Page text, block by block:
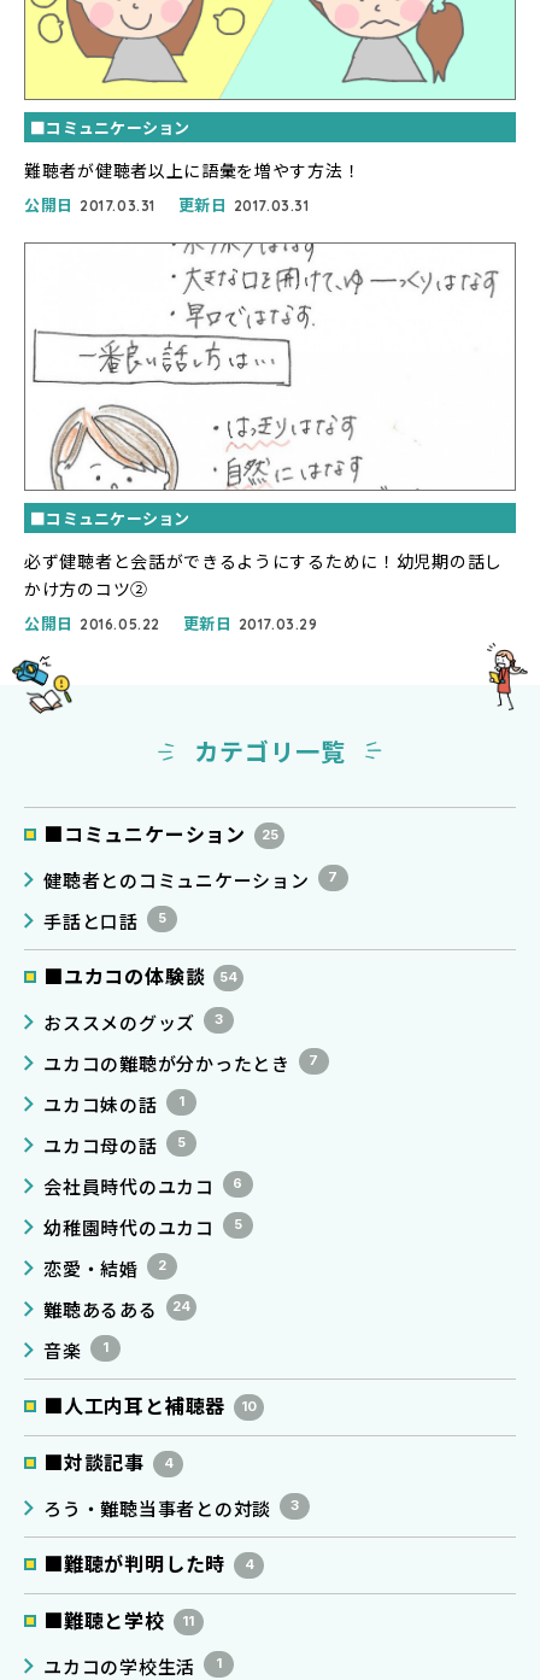
■コミュニケーション
難聴者が健聴者以上に語彙を増やす方法！
公開日 2017.03.31 更新日 2017.03.31
■コミュニケーション
必ず健聴者と会話ができるようにするために！幼児期の話し
かけ方のコツ②
公開日 2016.05.22 更新日 2017.03.29
カテゴリ一覧
■コミュニケーション 25
健聴者とのコミュニケーション 7
手話と口話 5
■ユカコの体験談 54
おススメのグッズ 3
ユカコの難聴が分かったとき 7
ユカコ妹の話 1
ユカコ母の話 5
会社員時代のユカコ 6
幼稚園時代のユカコ 5
恋愛・結婚 2
難聴あるある 24
音楽 1
■人工内耳と補聴器 10
■対談記事 4
ろう・難聴当事者との対談 3
■難聴が判明した時 4
■難聴と学校 11
ユカコの学校生活 1